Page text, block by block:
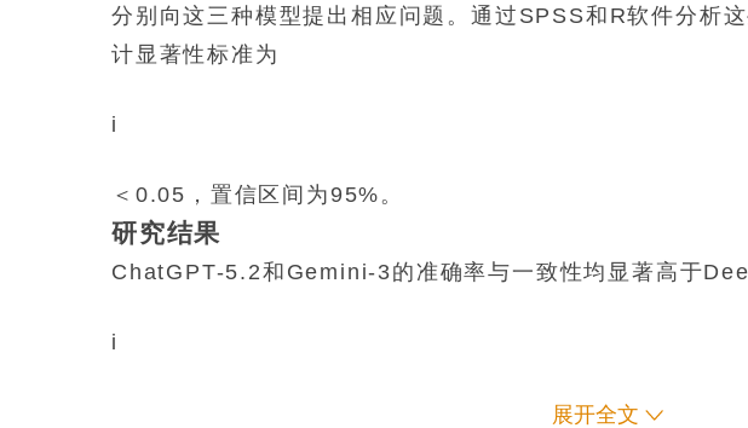
分别向这三种模型提出相应问题。通过SPSS和R软件分析
计显著性标准为
i
＜0.05，置信区间为95%。
研究结果
ChatGPT-5.2和Gemini-3的准确率与一致性均显著高于
i
展开全文